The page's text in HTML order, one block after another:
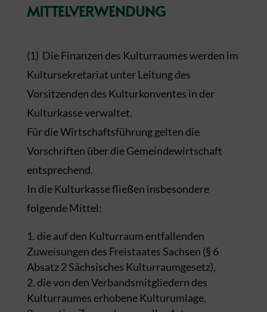
MITTELVERWENDUNG
(1) Die Finanzen des Kulturraumes werden im
Kultursekretariat unter Leitung des
Vorsitzenden des Kulturkonventes in der
Kulturkasse verwaltet.
Für die Wirtschaftsführung gelten die
Vorschriften über die Gemeindewirtschaft
entsprechend.
In die Kulturkasse fließen insbesondere
folgende Mittel:
die auf den Kulturraum entfallenden
Zuweisungen des Freistaates Sachsen (§ 6
Absatz 2 Sächsisches Kulturraumgesetz),
die von den Verbandsmitgliedern des
Kulturraumes erhobene Kulturumlage,